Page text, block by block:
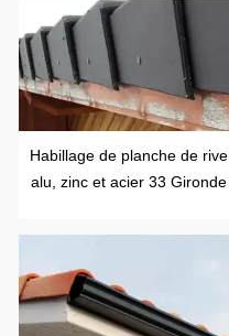
Habillage de planche de rive
alu, zinc et acier 33 Gironde